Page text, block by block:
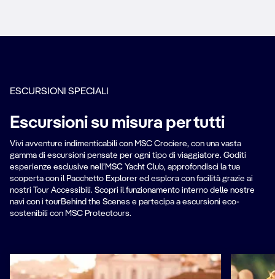
ESCURSIONI SPECIALI
Escursioni su misura per tutti
Vivi avventure indimenticabili con MSC Crociere, con una vasta
gamma di escursioni pensate per ogni tipo di viaggiatore. Goditi
esperienze esclusive nell’MSC Yacht Club, approfondisci la tua
scoperta con il Pacchetto Explorer ed esplora con facilità grazie ai
nostri Tour Accessibili. Scopri il funzionamento interno delle nostre
navi con i tourBehind the Scenes e partecipa a escursioni eco-
sostenibili con MSC Protectours.